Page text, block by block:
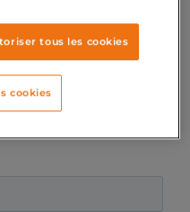
tous les cookies
cookies